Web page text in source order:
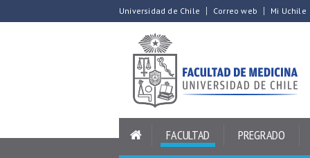
Universidad de Chile Correo web Mi Uchile
FACULTAD PREGRADO